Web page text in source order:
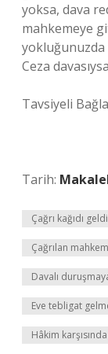
yoksa, dava
mahkemeye
yokluğunuzda
Ceza
Tavsiyeli
Tarih:
Çağrı kağıdı
Çağrılan
Davalı
Eve tebligat
Hâkim